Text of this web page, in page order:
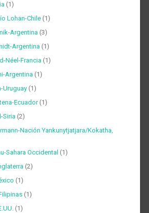
(1)
Lohan-Chile(1)
Argentina(3)
Argentina(1)
Néel-Francia(1)
Argentina(1)
Uruguay(1)
Ecuador(1)
Siria(2)
Nación Yankunytjatjara/Kokatha,
Sahara Occidental (1)
(2)
(1)
(1)
(1)